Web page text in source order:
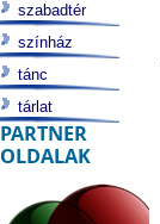
szabadtér
színház
tánc
tárlat
PARTNER
OLDALAK